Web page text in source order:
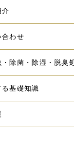
介
合わせ
除菌・除湿・脱臭
基礎知識